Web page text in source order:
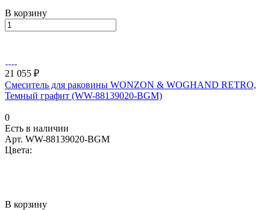
В корзину
21 055 ₽
Смеситель для раковины WONZON & WOGHAND RETRO,
Темный графит (WW-88139020-BGM)
0
Есть в наличии
Арт. WW-88139020-BGM
Цвета:
В корзину